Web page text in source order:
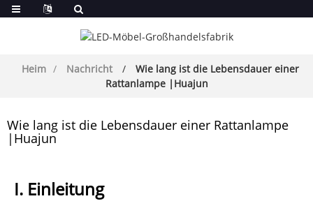
Heim Nachricht
Wie lang ist die Lebensdauer einer
Rattanlampe |Huajun
Wie lang ist die Lebensdauer einer Rattanlampe
|Huajun
I. Einleitung